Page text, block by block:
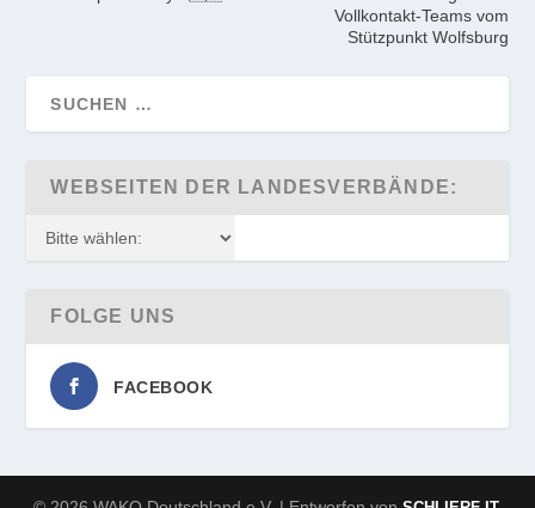
Vollkontakt-Teams vom
Stützpunkt Wolfsburg
WEBSEITEN DER LANDESVERBÄNDE:
FOLGE UNS
FACEBOOK